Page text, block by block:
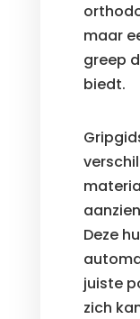
maar
greep
biedt.
Deze
juiste
zich